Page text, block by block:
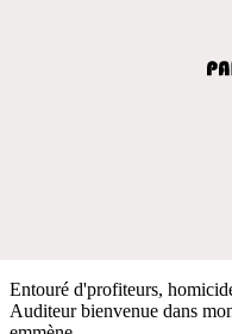
Entouré d'profiteurs,
Auditeur bienvenue dans